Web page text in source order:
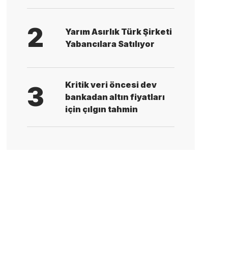
2
Yarım Asırlık Türk Şirketi
Yabancılara Satılıyor
3
Kritik veri öncesi dev
bankadan altın fiyatları
için çılgın tahmin